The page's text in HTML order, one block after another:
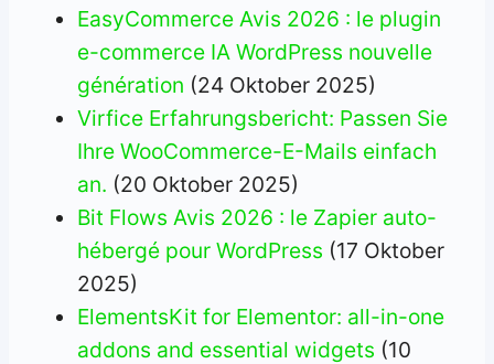
EasyCommerce Avis 2026 : le plugin
e-commerce IA WordPress nouvelle
génération (24 Oktober 2025)
Virfice Erfahrungsbericht: Passen Sie
Ihre WooCommerce-E-Mails einfach
an. (20 Oktober 2025)
Bit Flows Avis 2026 : le Zapier auto-
hébergé pour WordPress (17 Oktober
2025)
ElementsKit for Elementor: all-in-one
addons and essential widgets (10